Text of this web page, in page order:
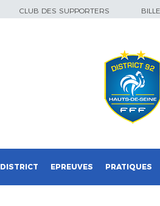
CLUB DES SUPPORTERS
DISTRICT EPREUVES PRATIQUES